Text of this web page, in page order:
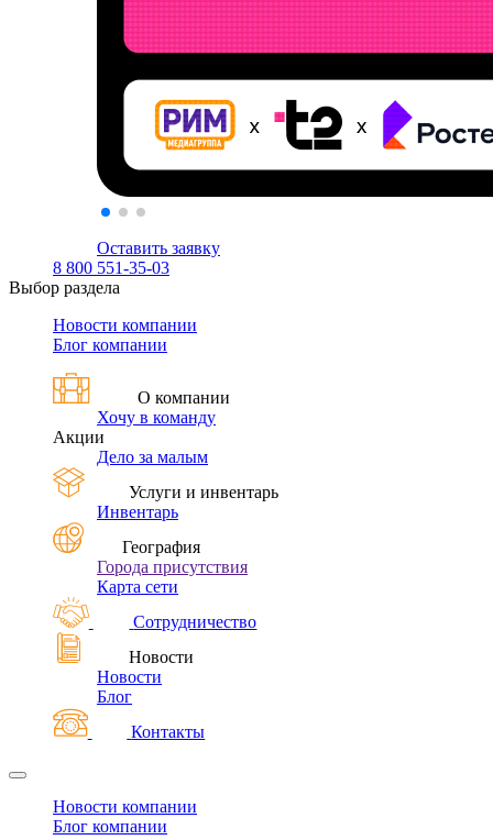
Оставить заявку
8 800 551-35-03
Выбор раздела
Новости компании
Блог компании
О компании
Хочу в команду
Акции
Дело за малым
Услуги и инвентарь
Инвентарь
География
Города присутствия
Карта сети
Сотрудничество
Новости
Новости
Блог
Контакты
Новости компании
Блог компании